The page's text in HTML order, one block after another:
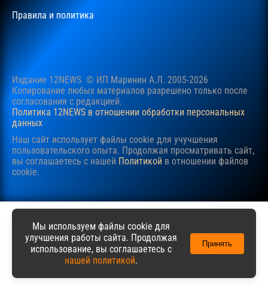
Правила и политика
Издание 12NEWS © ИП Маринин А.Л. 2005-2026
Копирование любых материалов разрешено только после
согласования c редакцией.
Политика 12NEWS в отношении обработки персональных
данных
Наш сайт использует файлы cookie для учучшения
пользовательского опыта. Продолжая просматривать сайт,
вы соглашаетесь с нашей Политикой в отношении файлов
cookie.
Мы используем файлы cookie для
улучшения работы сайта. Продолжая
использование, вы соглашаетесь с
нашей политикой.
Принять